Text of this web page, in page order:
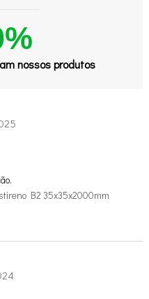
nossos produtos
B2 35x35x2000mm